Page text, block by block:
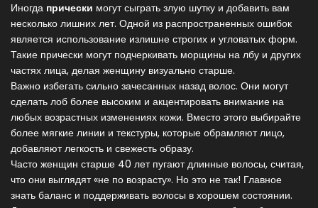
Иногда прически могут сыграть злую шутку и добавить вам
несколько лишних лет. Одной из распространенных ошибок
является использование излишне строгих и угловатых форм.
Такие прически могут подчеркивать морщины на лбу и других
частях лица, делая женщину визуально старше.
Важно избегать сильно зачесанных назад волос. Они могут
сделать лоб более высоким и акцентировать внимание на
любых возрастных изменениях кожи. Вместо этого выбирайте
более мягкие линии и текстуры, которые обрамляют лицо,
добавляют легкость и свежесть образу.
Часто женщин старше 40 лет пугают длинные волосы, считая,
что они выглядят «не по возрасту». Но это не так! Главное
знать баланс и поддерживать волосы в хорошем состоянии.